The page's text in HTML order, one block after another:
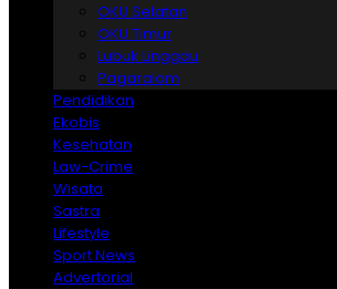
OKU Selatan
OKU Timur
Lubuk Linggau
Pagaralam
Pendidikan
Ekobis
Kesehatan
Law-Crime
Wisata
Sastra
Lifestyle
Sport News
Advertorial